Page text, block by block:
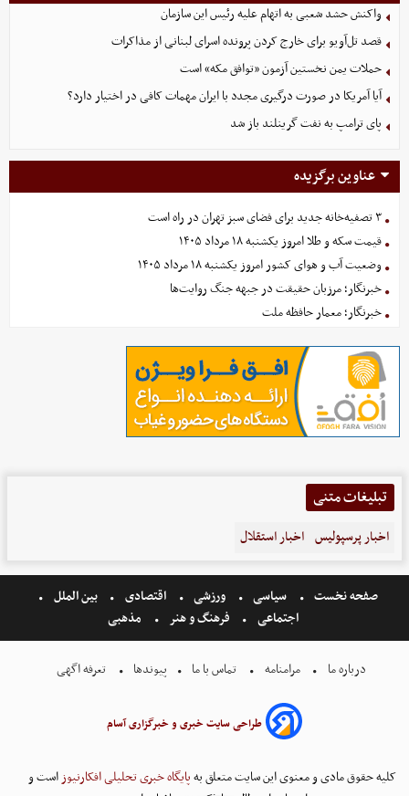
واکنش حشد شعبی به اتهام‌ علیه رئیس این سازمان
قصد تل‌آویو برای خارج کردن پرونده اسرای لبنانی از مذاکرات
حملات یمن نخستین آزمون «توافق مکه» است
آیا آمریکا در صورت درگیری مجدد با ایران مهمات کافی در اختیار دارد؟
پای ترامپ به نفت گرینلند باز شد
عناوین برگزیده
۳ تصفیه‌خانه جدید برای فضای سبز تهران در راه است
قیمت سکه و طلا امروز یکشنبه ۱۸ مرداد ۱۴۰۵
وضعیت آب و هوای کشور امروز یکشنبه ۱۸ مرداد ۱۴۰۵
خبرنگار؛ مرزبان حقیقت در جبهه جنگ روایت‌ها
خبرنگار؛ معمار حافظه ملت
تبلیغات متنی
اخبار پرسپولیس اخبار استقلال
صفحه نخست سیاسی ورزشی اقتصادی
بین الملل
اجتماعی
فرهنگ و هنر مذهبی
درباره ما مرامنامه تماس با ما پیوندها تعرفه اگهی
طراحی سایت خبری و خبرگزاری آسام
کلیه حقوق مادی و معنوی این سایت متعلق بهپایگاه خبری تحلیلی افکارنیوزاست و